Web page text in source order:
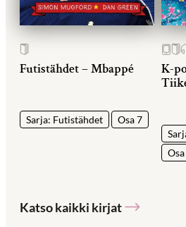
Futistähdet – Mbappé
Sarja: Futistähdet Osa 7
K-
Katso kaikki kirjat